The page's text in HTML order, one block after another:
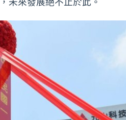
未來發展絕不止於此。